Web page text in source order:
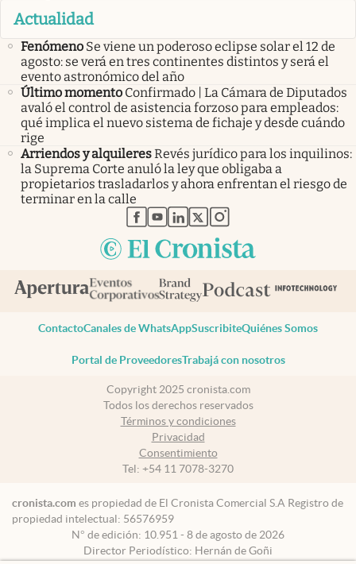
Actualidad
Fenómeno Se viene un poderoso eclipse solar el 12 de
agosto: se verá en tres continentes distintos y será el
evento astronómico del año
Último momento Confirmado | La Cámara de Diputados
avaló el control de asistencia forzoso para empleados:
qué implica el nuevo sistema de fichaje y desde cuándo
rige
Arriendos y alquileresRevés jurídico para los inquilinos:
la Suprema Corte anuló la ley que obligaba a
propietarios trasladarlos y ahora enfrentan el riesgo de
terminar en la calle
abre en nueva pestaña
abre en nueva pestaña
abre en nueva pestaña
abre en nueva pestaña
abre en nueva pestaña
ContactoCanales de WhatsAppSuscribiteQuiénes Somos
Portal de ProveedoresTrabajá con nosotros
Copyright 2025 cronista.com
Todos los derechos reservados
Términos y condiciones
Privacidad
Consentimiento
Tel: +54 11 7078-3270
cronista.com es propiedad de El Cronista Comercial S.A Registro de
propiedad intelectual: 56576959
N° de edición: 10.951 - 8 de agosto de 2026
Director Periodístico: Hernán de Goñi